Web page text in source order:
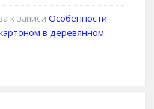
к записи Особенности
в деревянном